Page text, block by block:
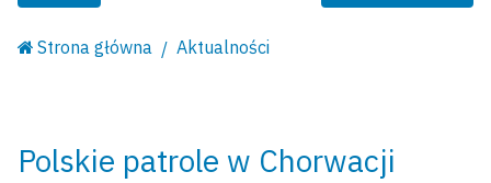
Strona główna Aktualności
Polskie patrole w Chorwacji